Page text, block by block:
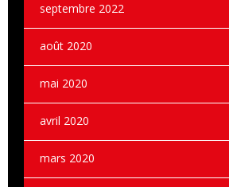
septembre 2022
août 2020
mai 2020
avril 2020
mars 2020